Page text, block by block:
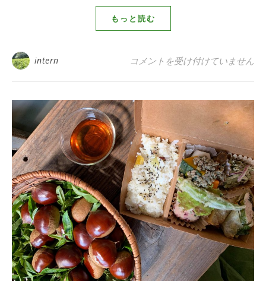
もっと読む
intern 【開催報告】夏の手摘み・手も
コメントを受け付けていません